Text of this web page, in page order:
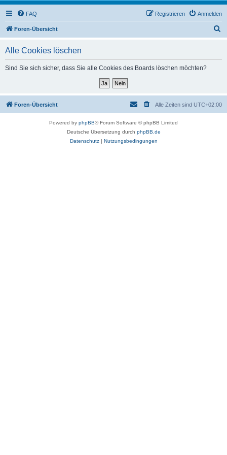
FAQ Anmelden
Registrieren
Foren-Übersicht
Alle Cookies löschen
Sind Sie sich sicher, dass Sie alle Cookies des Boards löschen möchten?
Foren-Übersicht Alle Zeiten sind UTC+02:00
Powered by phpBB® Forum Software © phpBB Limited
Deutsche Übersetzung durch phpBB.de
Datenschutz| Nutzungsbedingungen